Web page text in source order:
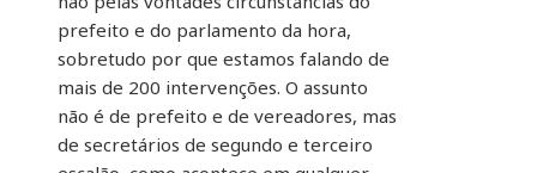
prefeito e do parlamento da hora,
sobretudo por que estamos falando de
mais de 200 intervenções. O assunto
não é de prefeito e de vereadores, mas
de secretários de segundo e terceiro